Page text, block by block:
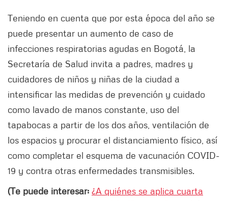
Teniendo en cuenta que por esta época del año se
puede presentar un aumento de caso de
infecciones respiratorias agudas en Bogotá, la
Secretaría de Salud invita a padres, madres y
cuidadores de niños y niñas de la ciudad a
intensificar las medidas de prevención y cuidado
como lavado de manos constante, uso del
tapabocas a partir de los dos años, ventilación de
los espacios y procurar el distanciamiento físico, así
como completar el esquema de vacunación COVID-
19 y contra otras enfermedades transmisibles.
(Te puede interesar: ¿A quiénes se aplica cuarta